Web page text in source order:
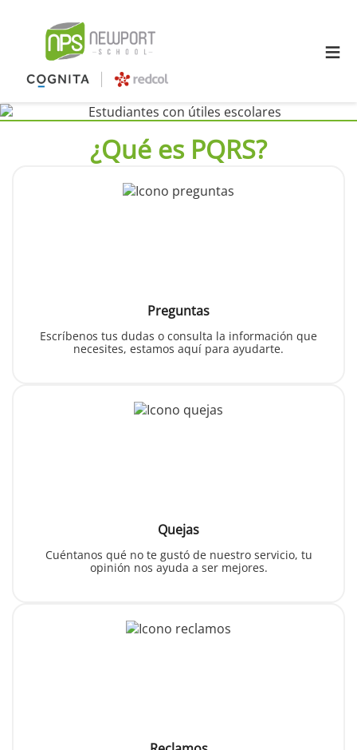
≡
¿Qué es PQRS?
Preguntas
Escríbenos tus dudas o consulta la información que
necesites, estamos aquí para ayudarte.
Quejas
Cuéntanos qué no te gustó de nuestro servicio, tu
opinión nos ayuda a ser mejores.